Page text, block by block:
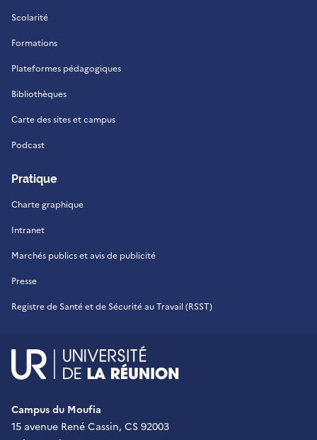
Scolarité
Formations
Plateformes pédagogiques
Bibliothèques
Carte des sites et campus
Podcast
Pratique
Charte graphique
Intranet
Marchés publics et avis de publicité
Presse
Registre de Santé et de Sécurité au Travail (RSST)
Campus du Moufia
15 avenue René Cassin, CS 92003